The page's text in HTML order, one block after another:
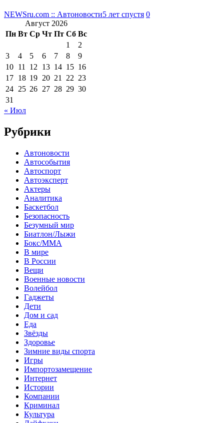
NEWSru.com :: Автоновости5 лет спустя 0
Август 2026
Пн Вт Ср Чт Пт Сб Вс
1
2
3
4 5 6 7 8
9
10 11 12 13 14 15 16
17 18 19 20 21 22 23
24 25 26 27 28 29 30
31
« Июл
Рубрики
Автоновости
Автособытия
Автоспорт
Автоэксперт
Актеры
Аналитика
Баскетбол
Безопасность
Безумный мир
Биатлон/Лыжи
Бокс/MMA
В мире
В России
Вещи
Военные новости
Волейбол
Гаджеты
Дети
Дом и сад
Еда
Звёзды
Здоровье
Зимние виды спорта
Игры
Импортозамещение
Интернет
Истории
Компании
Криминал
Культура